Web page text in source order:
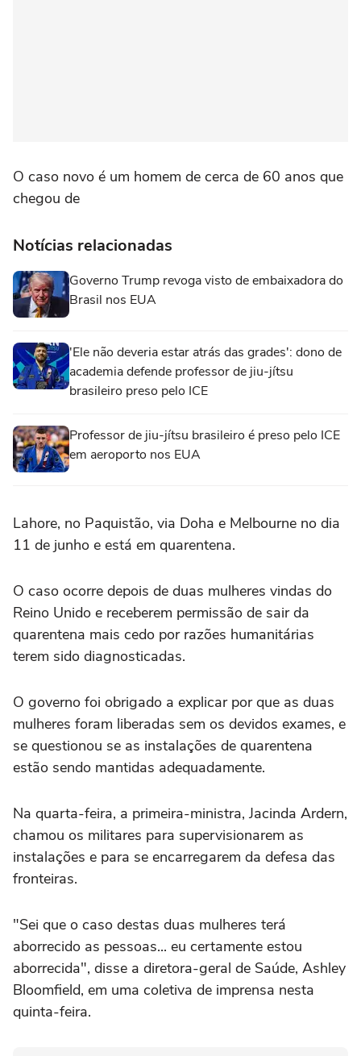
O caso novo é um homem de cerca de 60 anos que
chegou de
Notícias relacionadas
Governo Trump revoga visto de embaixadora do
Brasil nos EUA
'Ele não deveria estar atrás das grades': dono de
academia defende professor de jiu-jítsu
brasileiro preso pelo ICE
Professor de jiu-jítsu brasileiro é preso pelo ICE
em aeroporto nos EUA
Lahore, no Paquistão, via Doha e Melbourne no dia
11 de junho e está em quarentena.
O caso ocorre depois de duas mulheres vindas do
Reino Unido e receberem permissão de sair da
quarentena mais cedo por razões humanitárias
terem sido diagnosticadas.
O governo foi obrigado a explicar por que as duas
mulheres foram liberadas sem os devidos exames, e
se questionou se as instalações de quarentena
estão sendo mantidas adequadamente.
Na quarta-feira, a primeira-ministra, Jacinda Ardern,
chamou os militares para supervisionarem as
instalações e para se encarregarem da defesa das
fronteiras.
"Sei que o caso destas duas mulheres terá
aborrecido as pessoas... eu certamente estou
aborrecida", disse a diretora-geral de Saúde, Ashley
Bloomfield, em uma coletiva de imprensa nesta
quinta-feira.